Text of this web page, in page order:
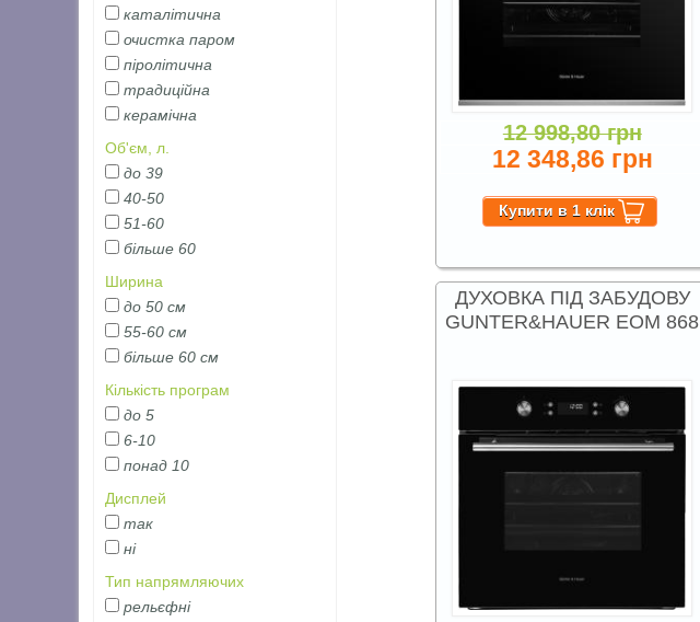
12 998,80 грн
12 348,86 грн
ДУХОВКА ПІД ЗАБУДОВУ
GUNTER&HAUER EOM 868
каталітична
очистка паром
піролітична
традиційна
керамічна
Об'єм, л.
до 39
40-50
51-60
більше 60
Ширина
до 50 см
55-60 см
більше 60 см
Кількість програм
до 5
6-10
понад 10
Дисплей
так
ні
Тип напрямляючих
рельєфні